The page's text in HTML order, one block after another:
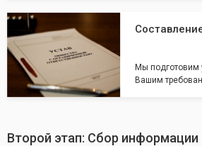
Мы подготовим
Вашим
Второй этап: Сбор информации